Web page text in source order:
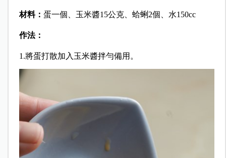
材料： 蛋一個、玉米醬15公克、蛤蜊2個、水150cc
作法：
1.將蛋打散加入玉米醬拌勻備用。